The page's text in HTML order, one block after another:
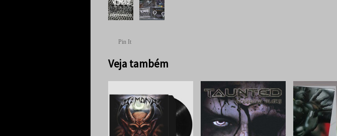
Pin It
Veja também